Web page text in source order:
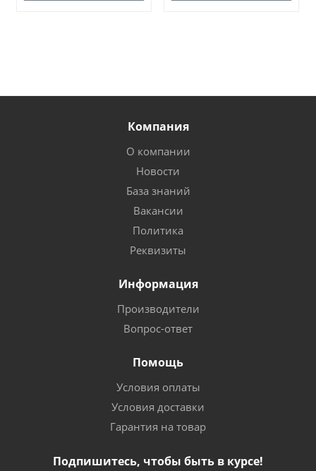
Компания
О компании
Новости
База знаний
Вакансии
Политика
Реквизиты
Информация
Производители
Вопрос-ответ
Помощь
Условия оплаты
Условия доставки
Гарантия на товар
Подпишитесь, чтобы быть в курсе!